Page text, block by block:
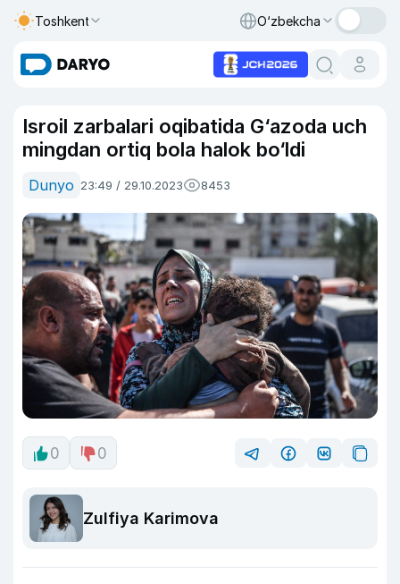
Toshkent O‘zbekcha
Isroil zarbalari oqibatida G‘azoda uch
mingdan ortiq bola halok bo‘ldi
Dunyo 23:49 / 29.10.2023 8453
0 0
Zulfiya Karimova